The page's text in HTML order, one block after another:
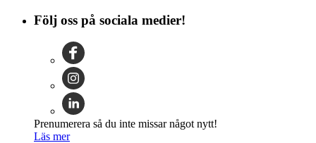
Följ oss på sociala medier!
Prenumerera så du inte missar något nytt!
Läs mer